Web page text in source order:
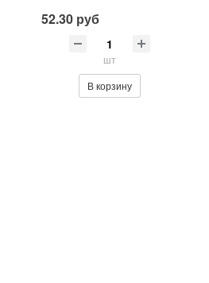
пластик
52.30 руб
шт
В корзину